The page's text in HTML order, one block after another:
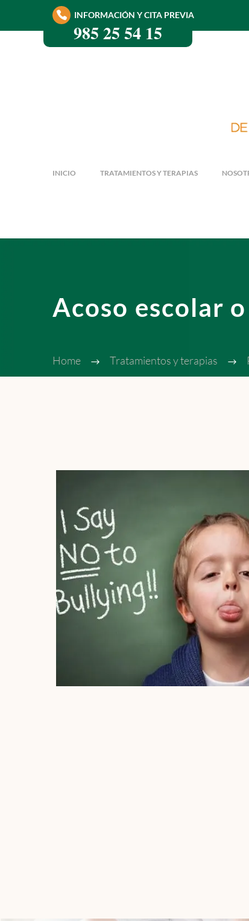
985 25 54 15
INFORMACIÓN Y CITA PREVIA
INICIO TRATAMIENTOS Y TERAPIAS
Acoso escolar
Home Tratamientos y terapias